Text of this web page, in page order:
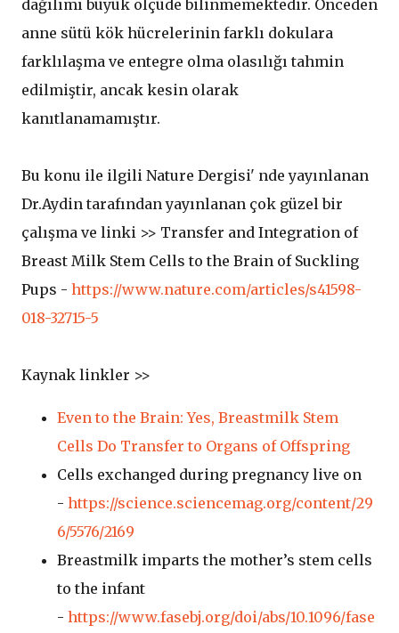
dağılımı büyük ölçüde bilinmemektedir. Önceden
anne sütü kök hücrelerinin farklı dokulara
farklılaşma ve entegre olma olasılığı tahmin
edilmiştir, ancak kesin olarak
kanıtlanamamıştır.
Bu konu ile ilgili Nature Dergisi' nde yayınlanan
Dr.Aydin tarafından yayınlanan çok güzel bir
çalışma ve linki >> Transfer and Integration of
Breast Milk Stem Cells to the Brain of Suckling
Pups - https://www.nature.com/articles/s41598-
018-32715-5
Kaynak linkler >>
Even to the Brain: Yes, Breastmilk Stem
Cells Do Transfer to Organs of Offspring
Cells exchanged during pregnancy live on
- https://science.sciencemag.org/content/29
6/5576/2169
Breastmilk imparts the mother’s stem cells
to the infant
- https://www.fasebj.org/doi/abs/10.1096/fase